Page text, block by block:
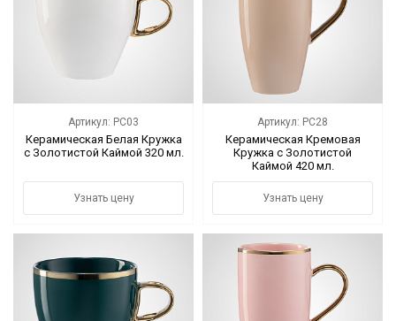
Артикул: PC03
Керамическая Белая Кружка
с Золотистой Каймой 320 мл.
Узнать цену
Артикул: PC28
Керамическая Кремовая
Кружка с Золотистой
Каймой 420 мл.
Узнать цену